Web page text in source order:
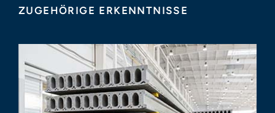
ZUGEHÖRIGE ERKENNTNISSE